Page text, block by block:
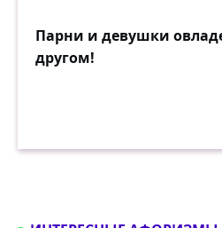
Парни и девушки
другом!